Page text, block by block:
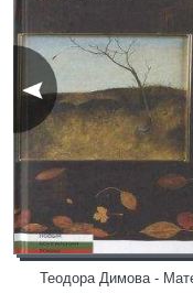
Теодора Димова -